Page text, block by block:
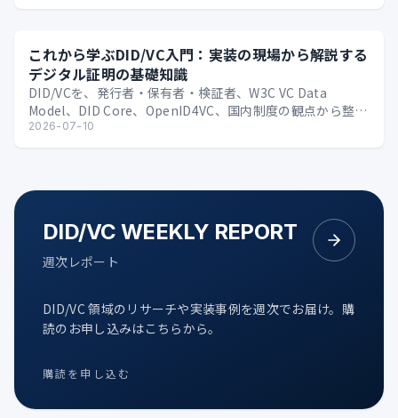
これから学ぶDID/VC入門：実装の現場から解説する
デジタル証明の基礎知識
DID/VCを、発行者・保有者・検証者、W3C VC Data
Model、DID Core、OpenID4VC、国内制度の観点から整理
する技術入門。
2026-07-10
DID/VC WEEKLY REPORT
週次レポート
DID/VC 領域のリサーチや実装事例を週次でお届け。購
読のお申し込みはこちらから。
購読を申し込む